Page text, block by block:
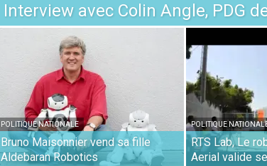
Interview avec Colin Angle, PDG
POLITIQUE NATIONALE
Bruno Maisonnier vend sa fille
Aldebaran Robotics
POLITIQUE
RTS Lab, Le
Aerial valide